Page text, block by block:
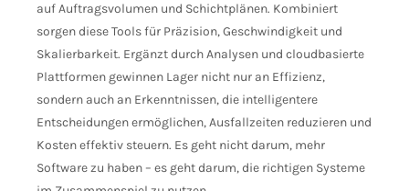
auf Auftragsvolumen und Schichtplänen. Kombiniert
sorgen diese Tools für Präzision, Geschwindigkeit und
Skalierbarkeit. Ergänzt durch Analysen und cloudbasierte
Plattformen gewinnen Lager nicht nur an Effizienz,
sondern auch an Erkenntnissen, die intelligentere
Entscheidungen ermöglichen, Ausfallzeiten reduzieren und
Kosten effektiv steuern. Es geht nicht darum, mehr
Software zu haben – es geht darum, die richtigen Systeme